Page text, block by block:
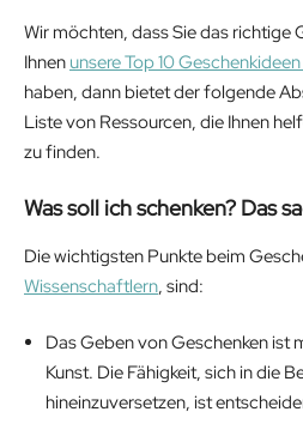
Wir möchten, dass Sie das richtige
Ihnen unsere Top 10
haben, dann bietet der folgende
Liste von Ressourcen, die Ihnen
zu finden.
Was soll ich schenken? Das
Die wichtigsten Punkte beim
Wissenschaftlern, sind:
Das Geben von Geschenken ist
Kunst. Die Fähigkeit, sich in die
hineinzuversetzen, ist